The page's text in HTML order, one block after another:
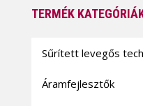
TERMÉK
Sűrített levegős
Áramfejlesztők